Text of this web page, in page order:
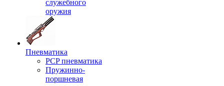
служебного
оружия
Пневматика
PCP пневматика
Пружинно-
поршневая